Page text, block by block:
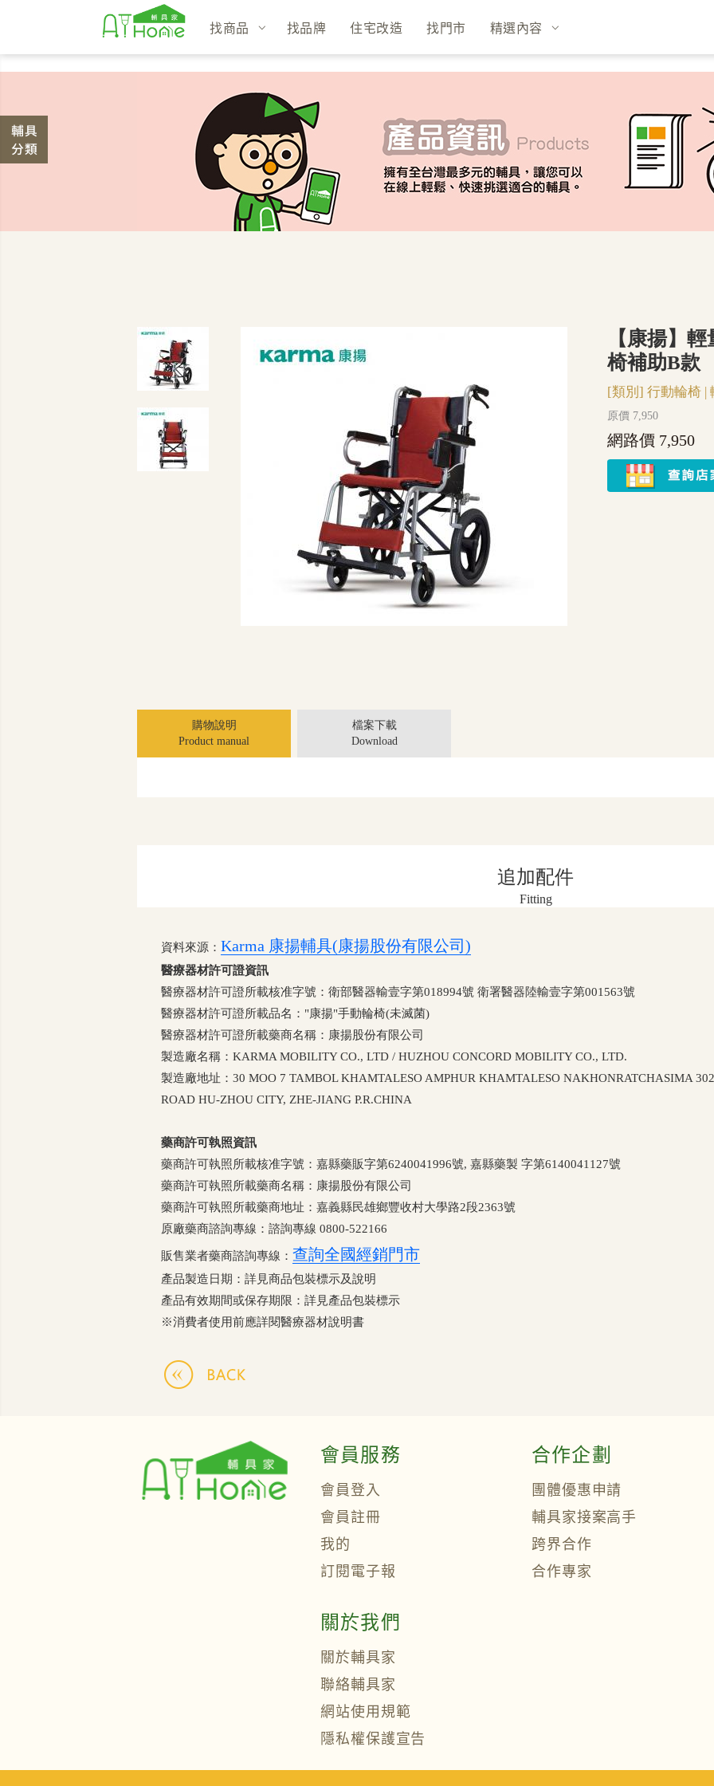
找商品 找品牌 住宅改造 找門市 精選內容
【康揚】
椅補助B款
[類別] 行動輪椅 |
原價 7,950
網路價 7,950
購物說明
Product manual
檔案下載
Download
追加配件
Fitting
資料來源： Karma 康揚輔具(康揚股份有限公司)
醫療器材許可證資訊
醫療器材許可證所載核准字號：衛部醫器輸壹字第018994號 衛署醫器陸輸壹字第001563號
醫療器材許可證所載品名："康揚"手動輪椅(未滅菌)
醫療器材許可證所載藥商名稱：康揚股份有限公司
製造廠名稱：KARMA MOBILITY CO., LTD / HUZHOU CONCORD MOBILITY CO., LTD.
製造廠地址：30 MOO 7 TAMBOL KHAMTALESO AMPHUR KHAMTALESO NAKHONRATCHASIMA
ROAD HU-ZHOU CITY, ZHE-JIANG P.R.CHINA
藥商許可執照資訊
藥商許可執照所載核准字號：嘉縣藥販字第6240041996號, 嘉縣藥製 字第6140041127號
藥商許可執照所載藥商名稱：康揚股份有限公司
藥商許可執照所載藥商地址：嘉義縣民雄鄉豐收村大學路2段2363號
原廠藥商諮詢專線：諮詢專線 0800-522166
販售業者藥商諮詢專線： 查詢全國經銷門市
產品製造日期：詳見商品包裝標示及說明
產品有效期間或保存期限：詳見產品包裝標示
※消費者使用前應詳閱醫療器材說明書
會員服務
會員登入
會員註冊
我的
訂閱電子報
合作企劃
團體優惠申請
輔具家接案高手
跨界合作
合作專家
關於我們
關於輔具家
聯絡輔具家
網站使用規範
隱私權保護宣告